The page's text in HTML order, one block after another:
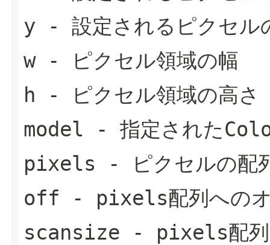
y - 設定されるピクセル
w- ピクセル領域の幅
h - ピクセル領域の高さ
model - 指定された
pixels - ピクセルの配
off - pixels配列への
scansize - pixels配